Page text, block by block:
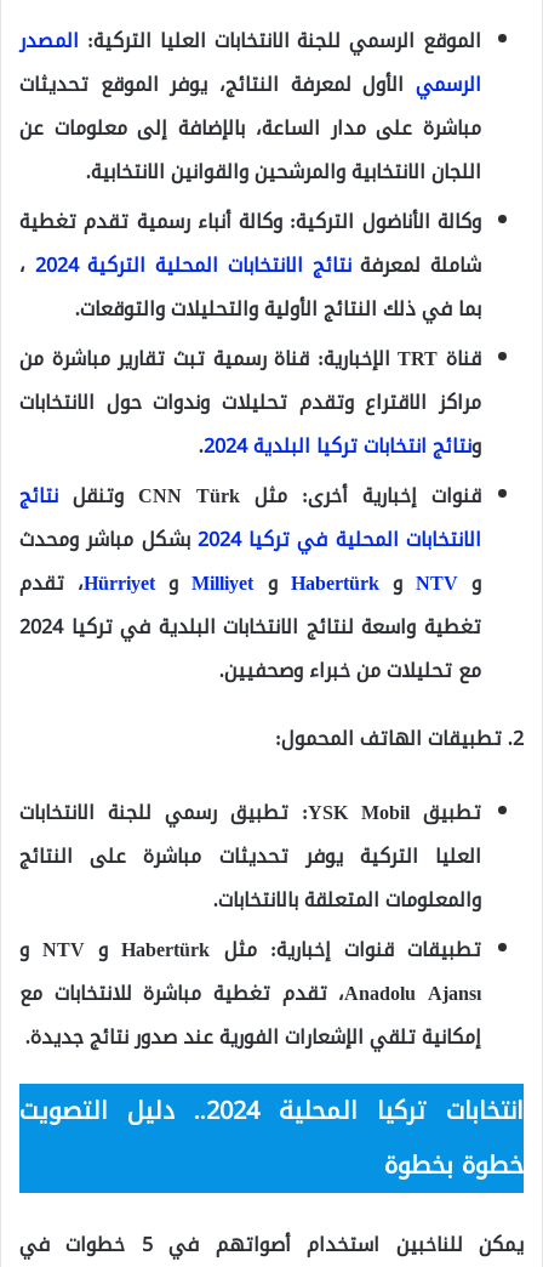
الموقع الرسمي للجنة الانتخابات العليا التركية: المصدر
الرسمي الأول لمعرفة النتائج، يوفر الموقع تحديثات
مباشرة على مدار الساعة، بالإضافة إلى معلومات عن
اللجان الانتخابية والمرشحين والقوانين الانتخابية.
وكالة الأناضول التركية: وكالة أنباء رسمية تقدم تغطية
شاملة لمعرفةنتائج الانتخابات المحلية التركية 2024
،
بما في ذلك النتائج الأولية والتحليلات والتوقعات.
قناة TRT الإخبارية:
قناة رسمية تبث تقارير مباشرة من
مراكز الاقتراع وتقدم تحليلات وندوات حول الانتخابات
ونتائج انتخابات تركيا البلدية 2024
.
قنوات إخبارية أخرى: مثل CNN Türk وتنقل
نتائج
الانتخابات المحلية في تركيا 2024
بشكل مباشر ومحدث
وNTV وHabertürk وMilliyetوHürriyet، تقدم
تغطية واسعة لنتائج الانتخابات البلدية في تركيا 2024
مع تحليلات من خبراء وصحفيين.
2. تطبيقات الهاتف المحمول:
تطبيق YSK Mobil:
تطبيق رسمي للجنة الانتخابات
العليا التركية يوفر تحديثات مباشرة على النتائج
والمعلومات المتعلقة بالانتخابات.
تطبيقات قنوات إخبارية:
مثل Habertürk و NTV و
Anadolu Ajansı، تقدم تغطية مباشرة للانتخابات مع
إمكانية تلقي الإشعارات الفورية عند صدور نتائج جديدة.
انتخابات تركيا المحلية 2024.. دليل التصويت
خطوة بخطوة
يمكن للناخبين استخدام أصواتهم في 5 خطوات في